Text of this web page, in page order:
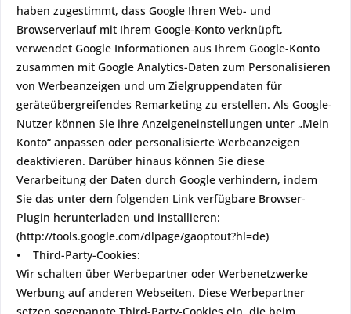
haben zugestimmt, dass Google Ihren Web- und
Browserverlauf mit Ihrem Google-Konto verknüpft,
verwendet Google Informationen aus Ihrem Google-Konto
zusammen mit Google Analytics-Daten zum Personalisieren
von Werbeanzeigen und um Zielgruppendaten für
geräteübergreifendes Remarketing zu erstellen. Als Google-
Nutzer können Sie ihre Anzeigeneinstellungen unter „Mein
Konto“ anpassen oder personalisierte Werbeanzeigen
deaktivieren. Darüber hinaus können Sie diese
Verarbeitung der Daten durch Google verhindern, indem
Sie das unter dem folgenden Link verfügbare Browser-
Plugin herunterladen und installieren:
(http://tools.google.com/dlpage/gaoptout?hl=de)
• Third-Party-Cookies:
Wir schalten über Werbepartner oder Werbenetzwerke
Werbung auf anderen Webseiten. Diese Werbepartner